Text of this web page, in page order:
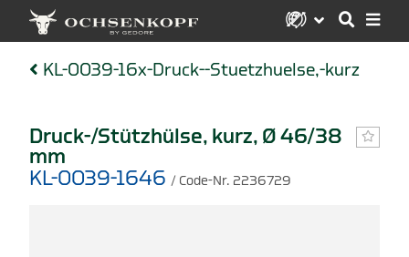
KL-0039-16x-Druck--Stuetzhuelse,-kurz
Druck-/Stützhülse, kurz, Ø 46/38
mm
KL-0039-1646 / Code-Nr. 2236729